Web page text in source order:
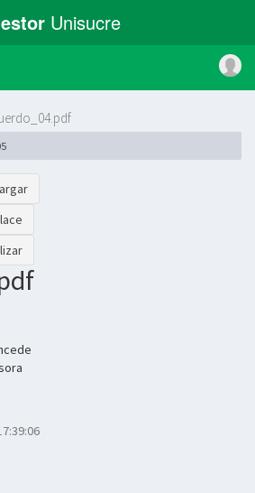
Unisucre